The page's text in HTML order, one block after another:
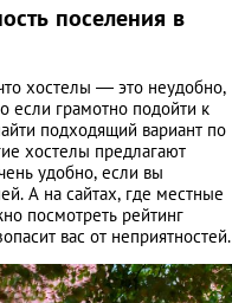
поселения в
хостелы — это неудобно,
если грамотно подойти к
подходящий вариант по
хостелы предлагают
удобно, если вы
А на сайтах, где местные
посмотреть рейтинг
вас от неприятностей.